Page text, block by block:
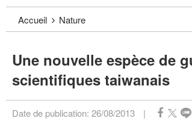
Accueil Nature
Une nouvelle espèce de
scientifiques taiwanais
Date de publication: 26/08/2013 |